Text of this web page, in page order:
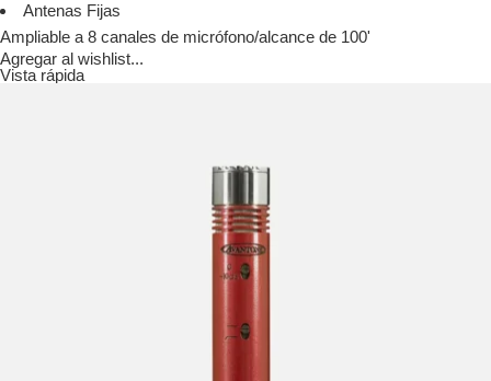
Antenas Fijas
Ampliable a 8 canales de micrófono/alcance de 100'
Agregar al wishlist...
Vista rápida